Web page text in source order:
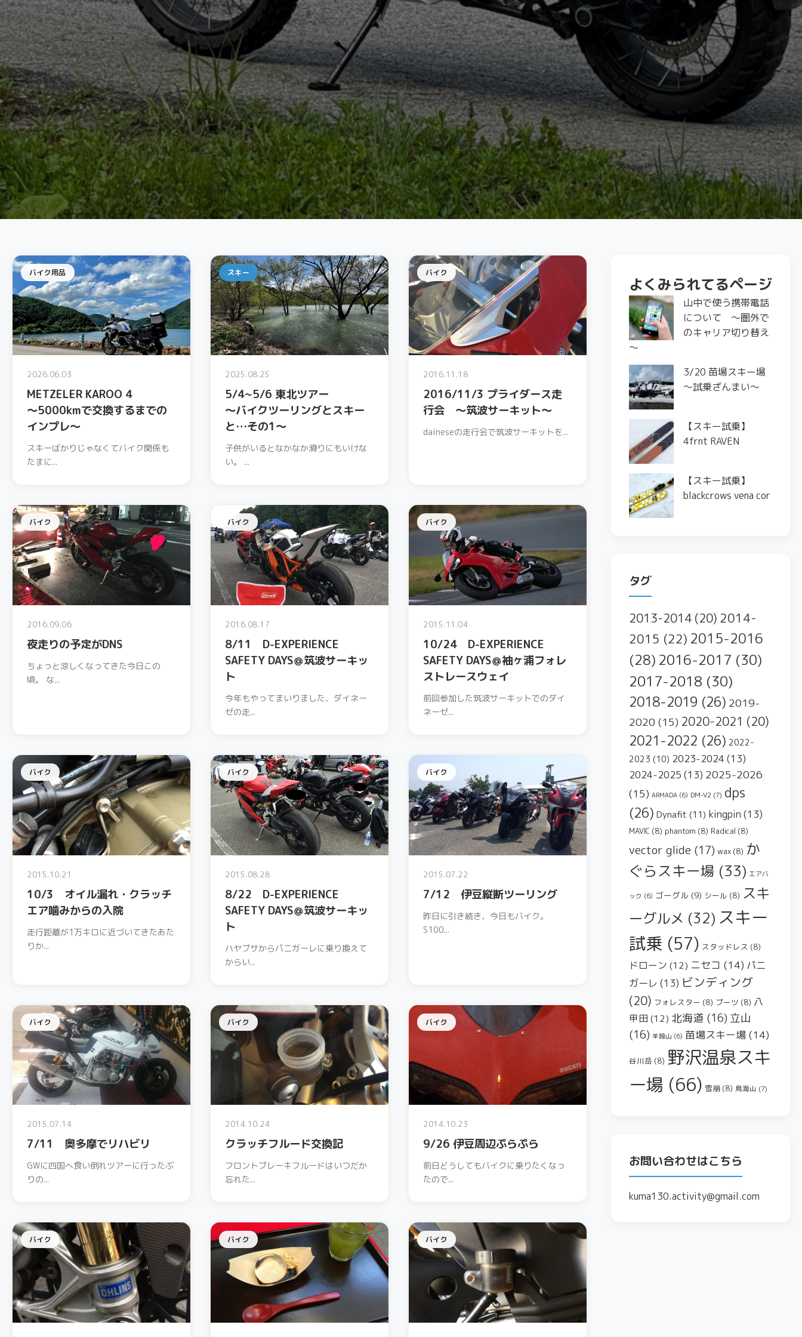
バイク用品
2026.06.03
METZELER KAROO 4
〜5000kmで交換するまでの
インプレ〜
スキーばかりじゃなくてバイク関係も
たまに...
スキー
2025.08.25
5/4~5/6 東北ツアー
〜バイクツーリングとスキー
と…その1〜
子供がいるとなかなか滑りにもいけな
い。 ...
バイク
2016.11.18
2016/11/3 プライダース走
行会 ～筑波サーキット～
daineseの走行会で筑波サーキットを...
バイク
2016.09.06
夜走りの予定がDNS
ちょっと涼しくなってきた今日この
頃。 な...
バイク
2016.08.17
8/11 D-EXPERIENCE
SAFETY DAYS＠筑波サーキッ
ト
今年もやってまいりました、ダイネー
ゼの走...
バイク
2015.11.04
10/24 D-EXPERIENCE
SAFETY DAYS＠袖ヶ浦フォレ
ストレースウェイ
前回参加した筑波サーキットでのダイ
ネーゼ...
バイク
2015.10.21
10/3 オイル漏れ・クラッチ
エア噛みからの入院
走行距離が1万キロに近づいてきたあた
りか...
バイク
2015.08.28
8/22 D-EXPERIENCE
SAFETY DAYS＠筑波サーキッ
ト
ハヤブサからパニガーレに乗り換えて
からい...
バイク
2015.07.22
7/12 伊豆縦断ツーリング
昨日に引き続き、今日もバイク。
S100...
バイク
2015.07.14
7/11 奥多摩でリハビリ
GWに四国へ食い倒れツアーに行ったぶ
りの...
バイク
2014.10.24
クラッチフルード交換記
フロントブレーキフルードはいつだか
忘れた...
バイク
2014.10.23
9/26 伊豆周辺ぷらぷら
前日どうしてもバイクに乗りたくなっ
たので...
バイク バイク バイク
よくみられてるページ
山中で使う携帯電話
について ～圏外で
のキャリア切り替え
～
3/20 苗場スキー場
〜試乗ざんまい〜
【スキー試乗】
4frnt RAVEN
【スキー試乗】
blackcrows vena cor
タグ
2013-2014 (20) 2014-
2015 (22) 2015-2016
(28) 2016-2017 (30)
2017-2018 (30)
2018-2019 (26) 2019-
2020 (15) 2020-2021 (20)
2021-2022 (26) 2022-
2023 (10) 2023-2024 (13)
2024-2025 (13) 2025-2026
(15) ARMADA (6) DM-V2 (7) dps
(26) Dynafit (11) kingpin (13)
MAVIC (8) phantom (8) Radical (8)
vector glide (17) wax (8) か
ぐらスキー場 (33) エアバ
ック (6) ゴーグル (9) シール (8) スキ
ーグルメ (32) スキー
試乗 (57) スタッドレス (8)
ドローン (12) ニセコ (14) パニ
ガーレ (13) ビンディング
(20) フォレスター (8) ブーツ (8) 八
甲田 (12) 北海道 (16) 立山
(16) 羊蹄山 (6) 苗場スキー場 (14)
谷川岳 (8) 野沢温泉スキ
ー場 (66) 雪崩 (8) 鳥海山 (7)
お問い合わせはこちら
kuma130.activity@gmail.com